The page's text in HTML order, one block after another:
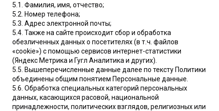
5.1. Фамилия, имя, отчество;
5.2. Номер телефона;
5.3. Адрес электронной почты;
5.4. Также на сайте происходит сбор и обработка
обезличенных данных о посетителях (в т.ч. файлов
«cookie») с помощью сервисов интернет-статистики
(Яндекс Метрика и Гугл Аналитика и других).
5.5. Вышеперечисленные данные далее по тексту Политики
объединены общим понятием Персональные данные.
5.6. Обработка специальных категорий персональных
данных, касающихся расовой, национальной
принадлежности, политических взглядов, религиозных или